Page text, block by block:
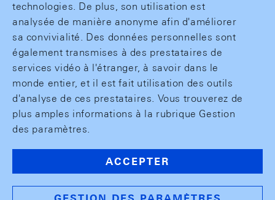
technologies. De plus, son utilisation est
analysée de manière anonyme afin d'améliorer
sa convivialité. Des données personnelles sont
également transmises à des prestataires de
services vidéo à l'étranger, à savoir dans le
monde entier, et il est fait utilisation des outils
d'analyse de ces prestataires. Vous trouverez de
plus amples informations à la rubrique Gestion
des paramètres.
ACCEPTER